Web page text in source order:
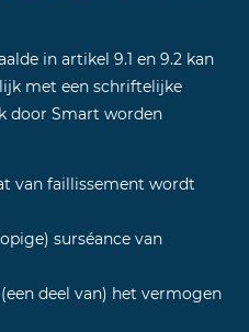
in artikel 9.1 en 9.2 kan
met een schriftelijke
door Smart worden
van faillissement wordt
surséance van
deel van) het vermogen